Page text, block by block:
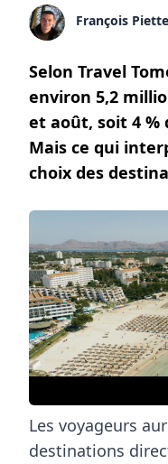
François Piette
Selon Travel
environ 5,2
et août, soit 4 %
Mais ce qui
choix des
Les voyageurs
destinations